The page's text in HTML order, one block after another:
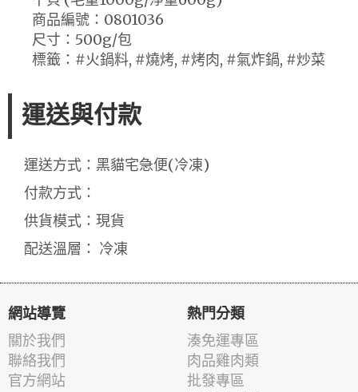
商品編號：0801036
尺寸：500g/包
標籤：#火鍋料, #燒烤, #烤肉, #氣炸鍋, #炒菜
運送與付款
運送方式：黑貓宅急便(冷凍)
付款方式：
供貨模式：現貨
配送溫層： 冷凍
網站導覽
關於我們
聯絡我們
官方網站
熱門分類
湊免運專區
肉品雞肉類
批發專區